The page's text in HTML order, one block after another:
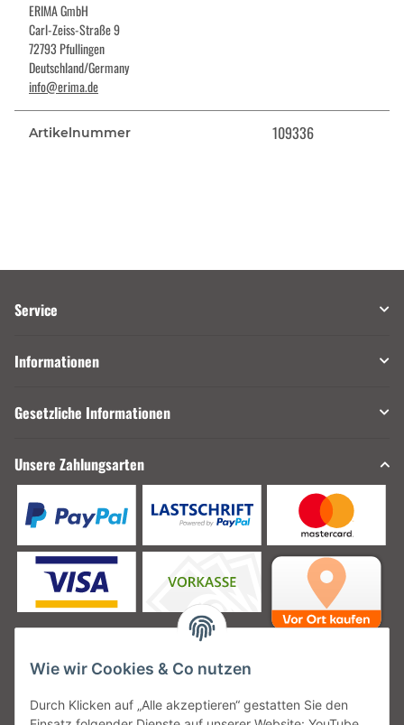
ERIMA GmbH
Carl-Zeiss-Straße 9
72793 Pfullingen
Deutschland/Germany
info@erima.de
Artikelnummer 109336
Service
Informationen
Gesetzliche Informationen
Unsere Zahlungsarten
Unsere Versanddienstleister
Wie wir Cookies & Co nutzen
Durch Klicken auf „Alle akzeptieren“ gestatten Sie den